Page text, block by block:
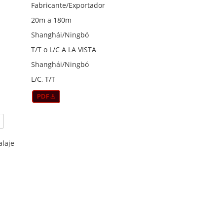
Fabricante/Exportador
20m a 180m
Shanghái/Ningbó
T/T o L/C A LA VISTA
Shanghái/Ningbó
L/C, T/T